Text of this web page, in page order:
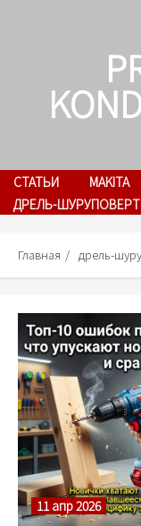
СТАТЬИ MAKITA
ДРЕЛЬ-ШУРУПОВЕРТ
Главная дрель-
11 апр 2026